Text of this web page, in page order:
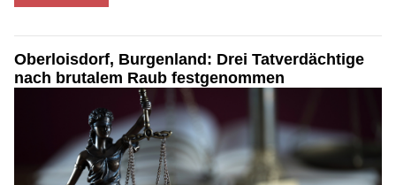
Oberloisdorf, Burgenland: Drei Tatverdächtige
nach brutalem Raub festgenommen